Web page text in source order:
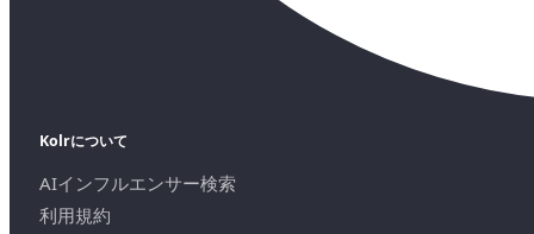
Kolrについて
AIインフルエンサー検索
利用規約